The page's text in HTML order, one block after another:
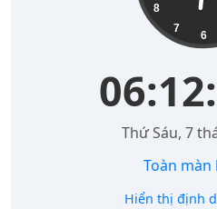
6
7
8
Thứ Sáu, 7
Toàn màn
Hiển thị định